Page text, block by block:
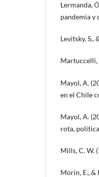
Lermanda,
pandemia y
Levitsky,
Martuccelli,
Mayol, A.
en el Chile
Mayol, A.
rota,
Mills, C. W.
Morin, E., &